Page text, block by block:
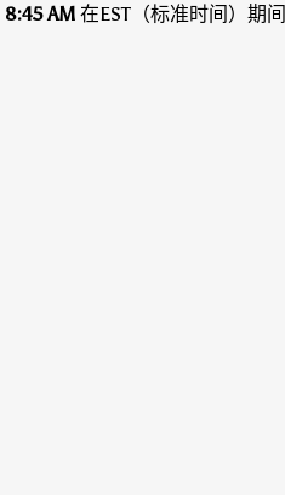
8:45 AM 在EST（标准时间）期间